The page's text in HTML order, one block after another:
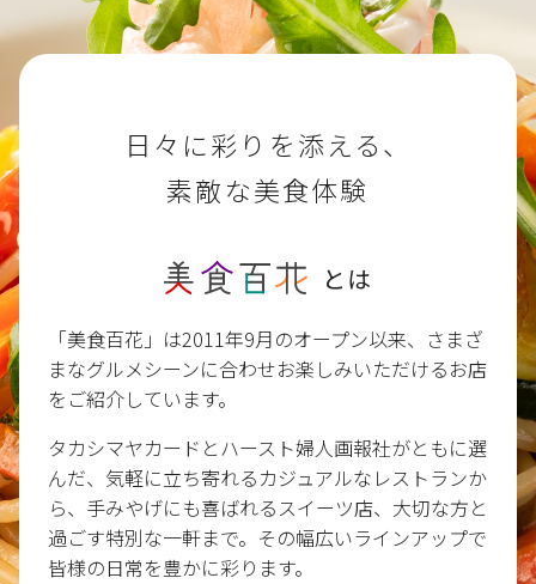
日々に彩りを添える、
素敵な美食体験
とは
「美食百花」は2011年9月のオープン以来、さまざ
まなグルメシーンに合わせお楽しみいただけるお店
をご紹介しています。
タカシマヤカードとハースト婦人画報社がともに選
んだ、気軽に立ち寄れるカジュアルなレストランか
ら、手みやげにも喜ばれるスイーツ店、大切な方と
過ごす特別な一軒まで。その幅広いラインアップで
皆様の日常を豊かに彩ります。